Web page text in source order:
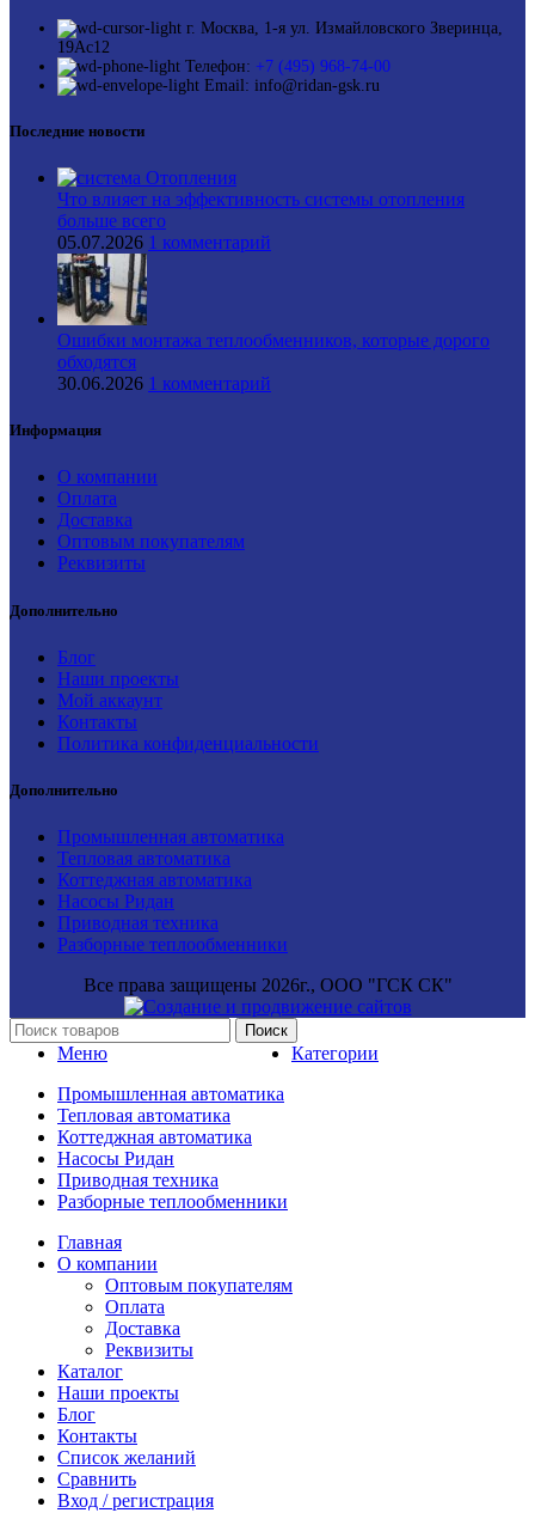
г. Москва, 1-я ул. Измайловского Зверинца,
19Ас12
Телефон: +7 (495) 968-74-00
Email: info@ridan-gsk.ru
Последние новости
Что влияет на эффективность системы отопления
больше всего
05.07.2026 1 комментарий
Ошибки монтажа теплообменников, которые дорого
обходятся
30.06.2026 1 комментарий
Информация
О компании
Оплата
Доставка
Оптовым покупателям
Реквизиты
Дополнительно
Блог
Наши проекты
Мой аккаунт
Контакты
Политика конфиденциальности
Дополнительно
Промышленная автоматика
Тепловая автоматика
Коттеджная автоматика
Насосы Ридан
Приводная техника
Разборные теплообменники
Все права защищены 2026г., ООО "ГСК СК"
Поиск
Меню
Категории
Промышленная автоматика
Тепловая автоматика
Коттеджная автоматика
Насосы Ридан
Приводная техника
Разборные теплообменники
Главная
О компании
Оптовым покупателям
Оплата
Доставка
Реквизиты
Каталог
Наши проекты
Блог
Контакты
Список желаний
Сравнить
Вход / регистрация